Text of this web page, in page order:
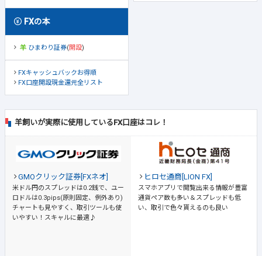
FXの本
ひまわり証券(開設)
FXキャッシュバックお得順
FX口座開設現金還元全リスト
羊飼いが実際に使用しているFX口座はコレ！
GMOクリック証券[FXネオ]
米ドル円のスプレッドは0.2銭で、ユー
ロドルは0.3pips(原則固定、例外あり)
チャートも見やすく、取引ツールも使
いやすい！スキャルに最適♪
ヒロセ通商[LION FX]
スマホアプリで閲覧出来る情報が豊富
通貨ペア数も多い＆スプレッドも低
い、取引で色々貰えるのも良い